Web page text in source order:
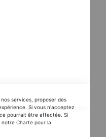
/ 14h - 17h30
16h00
services, proposer des
Si vous n'acceptez
pourrait être affectée. Si
notre Charte pour la